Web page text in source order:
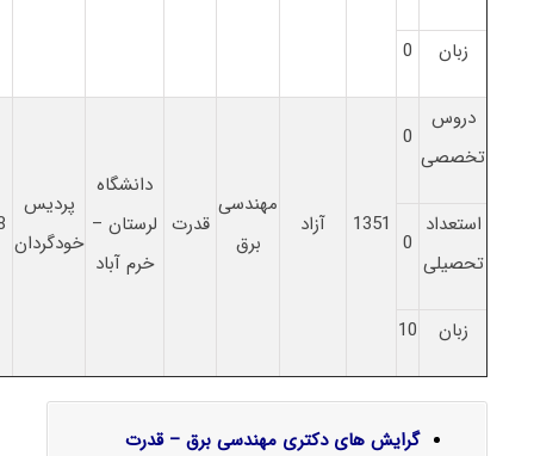
زبان 0
دروس
تخصصی
0
1351 آزاد
مهندسی
برق
قدرت
دانشگاه
لرستان –
خرم آباد
پردیس
خودگردان
استعداد
تحصیلی
0
زبان 10
گرایش‌ های دکتری مهندسی برق – قدرت